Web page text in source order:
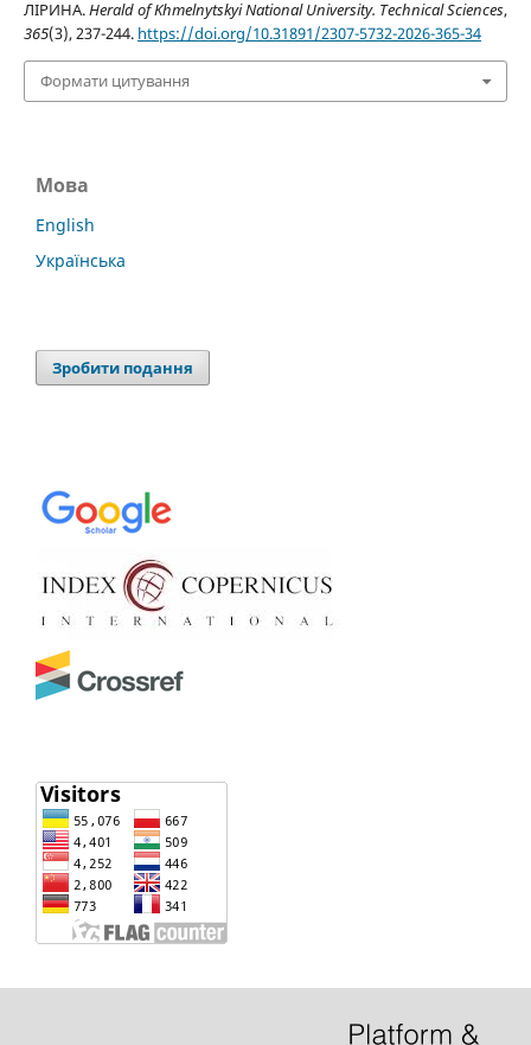
ЛІРИНА.Herald of Khmelnytskyi National University. Technical Sciences,
365(3), 237-244. https://doi.org/10.31891/2307-5732-2026-365-34
Формати цитування
Мова
English
Українська
Зробити подання